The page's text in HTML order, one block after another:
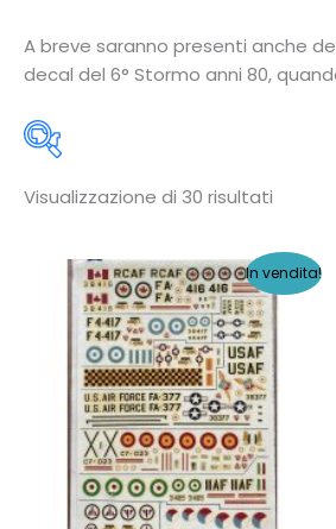
A breve saranno presenti anche
decal del 6° Stormo anni 80,
Visualizzazione di 30 risultati
al
più
recente
In vendita!